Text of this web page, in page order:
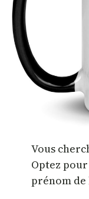
Vous
Optez
prénom de